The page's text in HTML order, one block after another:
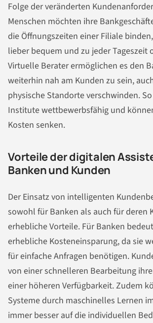
Folge der veränderten
Menschen möchten ihre
die Öffnungszeiten einer Filiale
lieber bequem und zu jeder Tageszeit
Virtuelle Berater ermöglichen es den
weiterhin nah am Kunden zu sein,
physische Standorte verschwinden.
Institute wettbewerbsfähig und
Kosten senken.
Vorteile der digitalen
Banken und Kunden
Der Einsatz von intelligenten
sowohl für Banken als auch für deren
erhebliche Vorteile. Für Banken
erhebliche Kosteneinsparung, da sie
für einfache Anfragen benötigen.
von einer schnelleren Bearbeitung
einer höheren Verfügbarkeit. Zudem
Systeme durch maschinelles Lernen
immer besser auf die individuellen